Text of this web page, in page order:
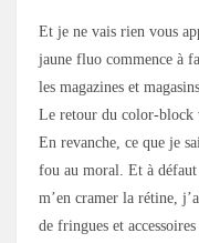
Et je ne vais rien vous
jaune fluo commence à
les magazines et magasins.
Le retour du color-block
En revanche, ce que je
fou au moral. Et à
m’en cramer la rétine,
de fringues et